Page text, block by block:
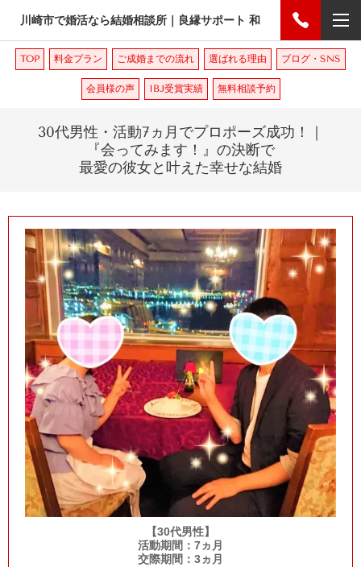
川崎市で婚活なら結婚相談所｜良縁サポート 和
TOP 料金プラン ご成婚までの流れ 選ばれる理由 ブログ・SNS
会員様の声 IBJ受賞実績 無料相談予約
30代男性・活動7 ヵ月でプロポーズ成功！｜
『会ってみます！』の決断で
最愛の彼女と叶えた幸せな結婚
【30代男性】
活動期間：7ヵ月
交際期間：3ヵ月